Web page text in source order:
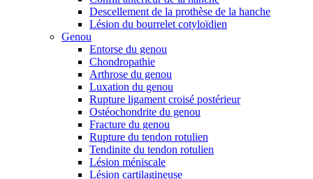
Descellement de la prothèse de la hanche
Lésion du bourrelet cotyloïdien
Genou
Entorse du genou
Chondropathie
Arthrose du genou
Luxation du genou
Rupture ligament croisé postérieur
Ostéochondrite du genou
Fracture du genou
Rupture du tendon rotulien
Tendinite du tendon rotulien
Lésion méniscale
Lésion cartilagineuse